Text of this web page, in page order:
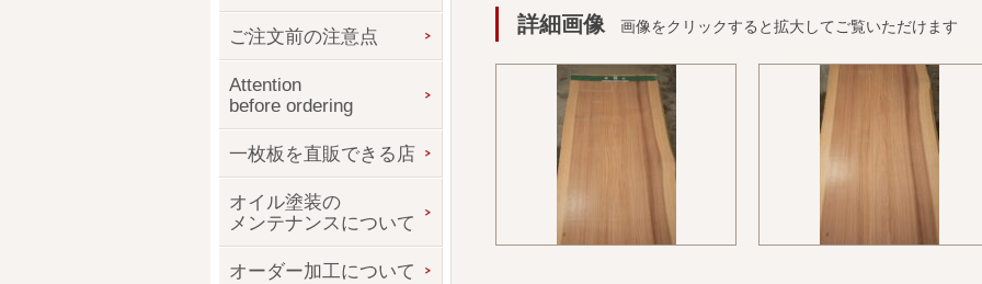
詳細画像 画像をクリックすると拡大してご覧いただけます
ご注文前の注意点
Attention
before ordering
一枚板を直販できる店
オイル塗装の
メンテナンスについて
オーダー加工について